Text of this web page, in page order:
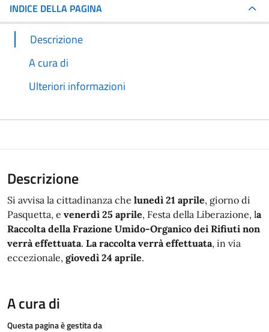
INDICE DELLA PAGINA
Descrizione
A cura di
Ulteriori informazioni
Descrizione
Si avvisa la cittadinanza che lunedì 21 aprile, giorno di
Pasquetta, e venerdì 25 aprile, Festa della Liberazione, la
Raccolta della Frazione Umido-Organico dei Rifiuti non
verrà effettuata. La raccolta verrà effettuata, in via
eccezionale, giovedì 24 aprile.
A cura di
Questa pagina è gestita da